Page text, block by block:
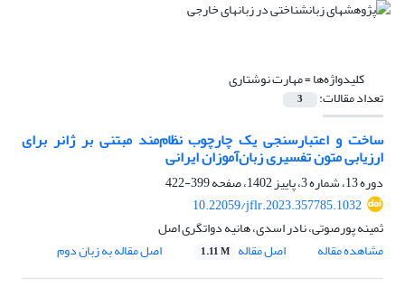
کلیدواژه‌ها =مهارت نوشتاری
تعداد مقالات: 3
ساخت و اعتبارسنجی یک چارچوب نظام‌مند مبتنی بر ژانر برای
ارزیابی متون تفسیری زبان‌آموزان ایرانی
دوره 13، شماره 3، پاییز 1402، صفحه
399-422
10.22059/jflr.2023.357785.1032
ثمینه پورصوتی، نادر اسدی، هانیه دواتگری اصل
مشاهده مقاله
اصل مقاله 1.11 M اصل مقاله به زبان دوم